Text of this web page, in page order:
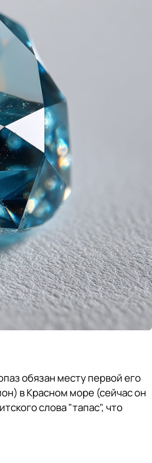
обязан месту первой его
в Красном море (сейчас он
слова "тапас", что